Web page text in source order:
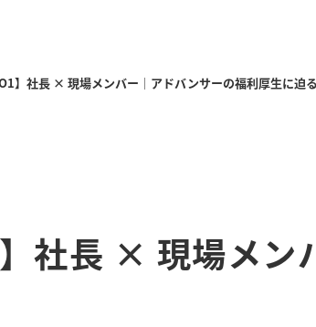
】社長 × 現場メンバー｜アドバンサーの福利厚生に迫
】社長 × 現場メ